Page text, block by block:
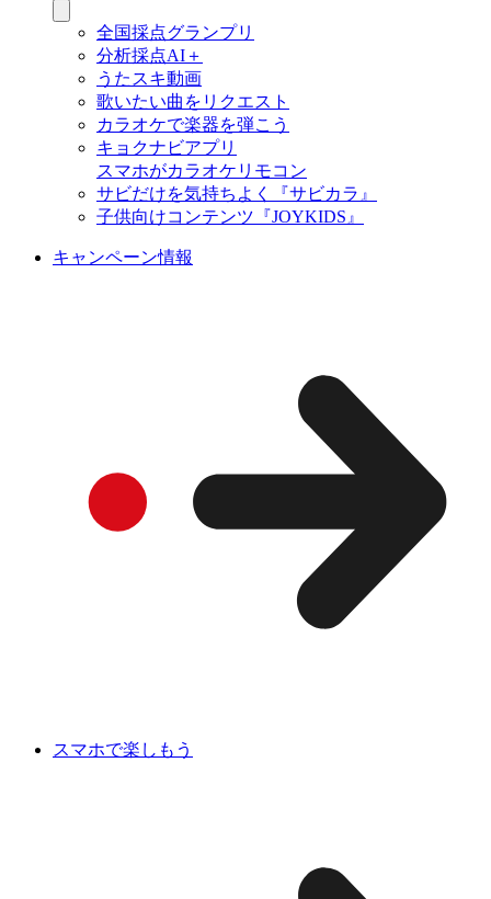
全国採点グランプリ
分析採点AI＋
うたスキ動画
歌いたい曲をリクエスト
カラオケで楽器を弾こう
キョクナビアプリ
スマホがカラオケリモコン
サビだけを気持ちよく『サビカラ』
子供向けコンテンツ『JOYKIDS』
キャンペーン情報
スマホで楽しもう